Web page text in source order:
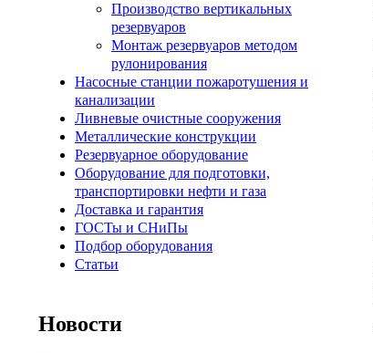
Производство вертикальных
резервуаров
Монтаж резервуаров методом
рулонирования
Насосные станции пожаротушения и
канализации
Ливневые очистные сооружения
Металлические конструкции
Резервуарное оборудование
Оборудование для подготовки,
транспортировки нефти и газа
Доставка и гарантия
ГОСТы и СНиПы
Подбор оборудования
Статьи
Новости